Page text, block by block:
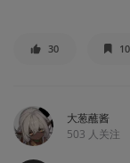
30 10
大葱蘸酱
503 人关注